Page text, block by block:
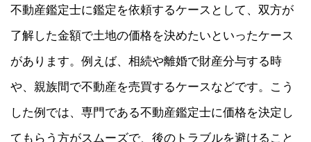
不動産鑑定士に鑑定を依頼するケースとして、双方が
了解した金額で土地の価格を決めたいといったケース
があります。例えば、相続や離婚で財産分与する時
や、親族間で不動産を売買するケースなどです。こう
した例では、専門である不動産鑑定士に価格を決定し
てもらう方がスムーズで、後のトラブルを避けること